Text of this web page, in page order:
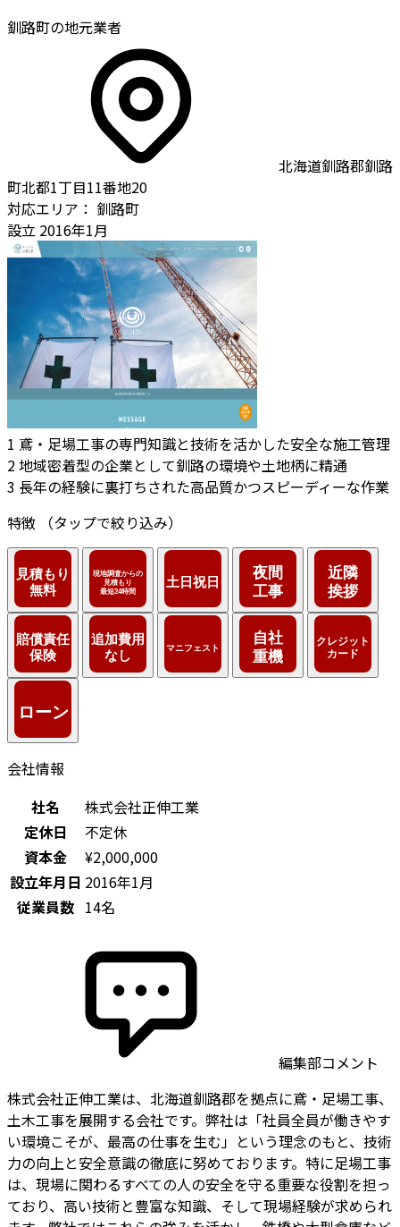
釧路町の地元業者
北海道釧路郡釧路
町北都1丁目11番地20
対応エリア： 釧路町
設立 2016年1月
1 鳶・足場工事の専門知識と技術を活かした安全な施工管理
2地域密着型の企業として釧路の環境や土地柄に精通
3 長年の経験に裏打ちされた高品質かつスピーディーな作業
特徴
（タップで絞り込み）
会社情報
社名
株式会社正伸工業
定休日
不定休
資本金
¥2,000,000
設立年月日 2016年1月
従業員数 14名
編集部コメント
株式会社正伸工業は、北海道釧路郡を拠点に鳶・足場工事、
土木工事を展開する会社です。弊社は「社員全員が働きやす
い環境こそが、最高の仕事を生む」という理念のもと、技術
力の向上と安全意識の徹底に努めております。特に足場工事
は、現場に関わるすべての人の安全を守る重要な役割を担っ
ており、高い技術と豊富な知識、そして現場経験が求められ